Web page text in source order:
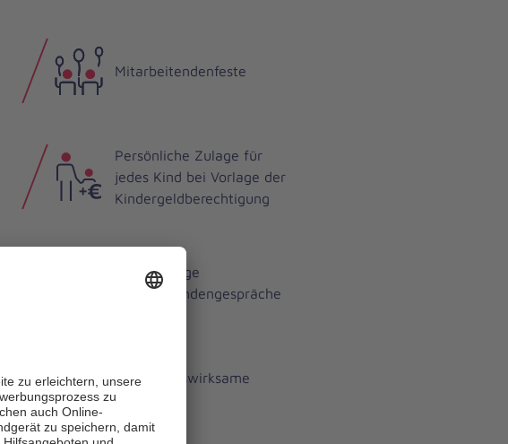
Mitarbeitendenfeste
Persönliche Zulage für
jedes Kind bei Vorlage der
Kindergeldberechtigung
Regelmäßige
Mitarbeitendengespräche
Vermögenswirksame
Leistungen